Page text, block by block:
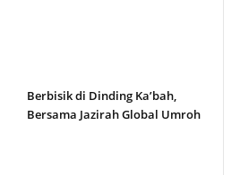
Berbisik di Dinding Ka’bah,
Bersama Jazirah Global Umroh